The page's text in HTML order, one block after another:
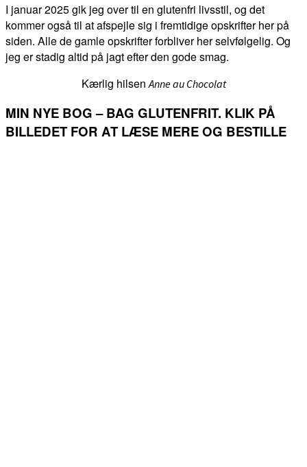
I januar 2025 gik jeg over til en glutenfri livsstil, og det
kommer også til at afspejle sig i fremtidige opskrifter her på
siden. Alle de gamle opskrifter forbliver her selvfølgelig. Og
jeg er stadig altid på jagt efter den gode smag.
Kærlig hilsenAnne au Chocolat
MIN NYE BOG – BAG GLUTENFRIT. KLIK PÅ
BILLEDET FOR AT LÆSE MERE OG BESTILLE